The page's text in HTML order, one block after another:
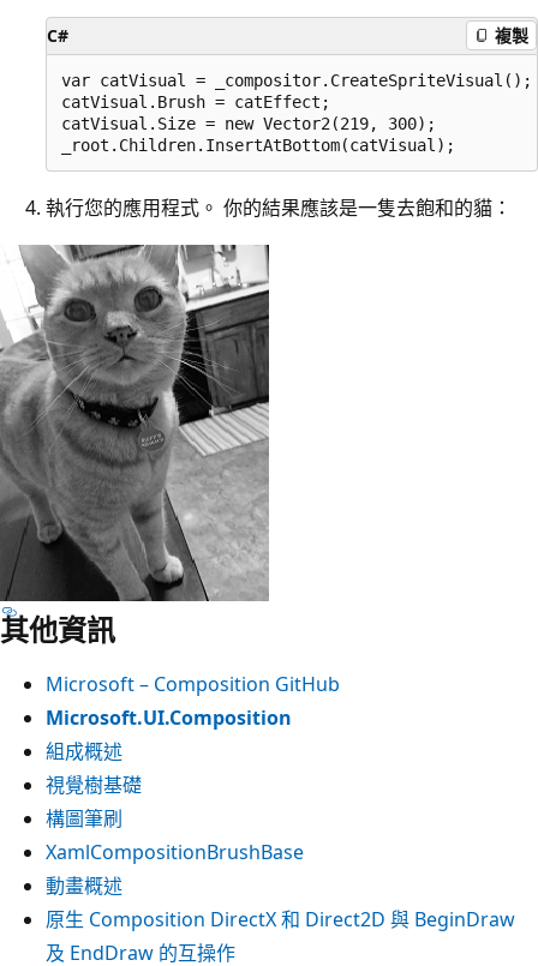
C# 複製
var catVisual = _compositor.CreateSpriteVisual();
catVisual.Brush = catEffect;
catVisual.Size = new Vector2(219, 300);
執行您的應用程式。 你的結果應該是一隻去飽和的貓：
其他資訊
Microsoft – Composition GitHub
Microsoft.UI.Composition
組成概述
視覺樹基礎
構圖筆刷
XamlCompositionBrushBase
動畫概述
原生 Composition DirectX 和 Direct2D 與 BeginDraw
及 EndDraw 的互操作